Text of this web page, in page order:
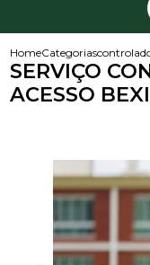
HomeCategorias
SERVIÇO
ACESSO